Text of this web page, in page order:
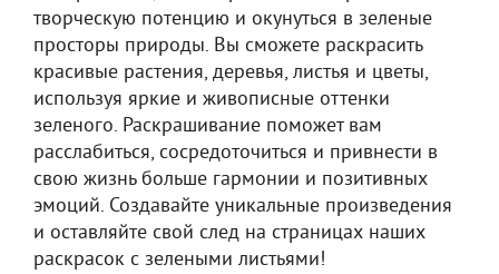
творческую потенцию и окунуться в зеленые
просторы природы. Вы сможете раскрасить
красивые растения, деревья, листья и цветы,
используя яркие и живописные оттенки
зеленого. Раскрашивание поможет вам
расслабиться, сосредоточиться и привнести в
свою жизнь больше гармонии и позитивных
эмоций. Создавайте уникальные произведения
и оставляйте свой след на страницах наших
раскрасок с зелеными листьями!